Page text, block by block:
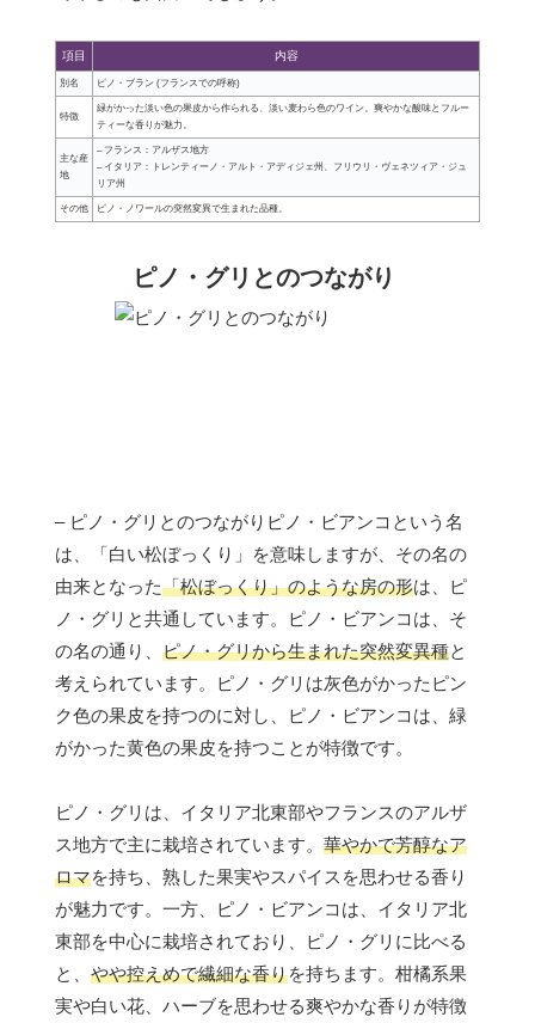
項目 内容
別名 ピノ・ブラン (フランスでの呼称)
特徴
緑がかった淡い色の果皮から作られる、淡い麦わら色のワイン。爽やかな酸味とフルー
ティーな香りが魅力。
主な産
地
– フランス：アルザス地方
– イタリア：トレンティーノ・アルト・アディジェ州、フリウリ・ヴェネツィア・ジュ
リア州
その他 ピノ・ノワールの突然変異で生まれた品種。
ピノ・グリとのつながり
– ピノ・グリとのつながりピノ・ビアンコという名
は、「白い松ぼっくり」を意味しますが、その名の
由来となった「松ぼっくり」のような房の形は、ピ
ノ・グリと共通しています。ピノ・ビアンコは、そ
の名の通り、 ピノ・グリから生まれた突然変異種と
考えられています。ピノ・グリは灰色がかったピン
ク色の果皮を持つのに対し、ピノ・ビアンコは、緑
がかった黄色の果皮を持つことが特徴です。
ピノ・グリは、イタリア北東部やフランスのアルザ
ス地方で主に栽培されています。 華やかで芳醇なア
ロマを持ち、熟した果実やスパイスを思わせる香り
が魅力です。一方、ピノ・ビアンコは、イタリア北
東部を中心に栽培されており、ピノ・グリに比べる
と、 やや控えめで繊細な香りを持ちます。柑橘系果
実や白い花、ハーブを思わせる爽やかな香りが特徴